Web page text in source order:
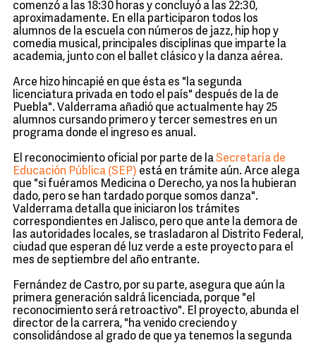
comenzó a las 18:30 horas y concluyó a las 22:30,
aproximadamente. En ella participaron todos los
alumnos de la escuela con números de jazz, hip hop y
comedia musical, principales disciplinas que imparte la
academia, junto con el ballet clásico y la danza aérea.
Arce hizo hincapié en que ésta es "la segunda
licenciatura privada en todo el país" después de la de
Puebla". Valderrama añadió que actualmente hay 25
alumnos cursando primero y tercer semestres en un
programa donde el ingreso es anual.
El reconocimiento oficial por parte de laSecretaría de
Educación Pública (SEP) está en trámite aún. Arce alega
que "si fuéramos Medicina o Derecho, ya nos la hubieran
dado, pero se han tardado porque somos danza".
Valderrama detalla que iniciaron los trámites
correspondientes en Jalisco, pero que ante la demora de
las autoridades locales, se trasladaron al Distrito Federal,
ciudad que esperan dé luz verde a este proyecto para el
mes de septiembre del año entrante.
Fernández de Castro, por su parte, asegura que aún la
primera generación saldrá licenciada, porque "el
reconocimiento será retroactivo". El proyecto, abunda el
director de la carrera, "ha venido creciendo y
consolidándose al grado de que ya tenemos la segunda